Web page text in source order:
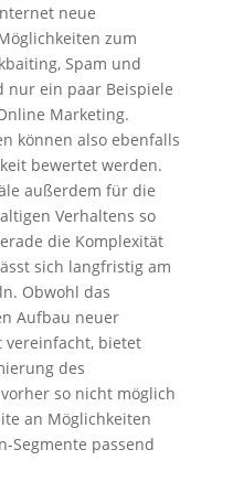
neue
zum
Spam und
nur ein paar Beispiele
Marketing.
können also ebenfalls
bewertet werden.
außerdem für die
Verhaltens so
die Komplexität
sich langfristig am
Obwohl das
Aufbau neuer
bietet
des
so nicht möglich
an Möglichkeiten
Segmente passend